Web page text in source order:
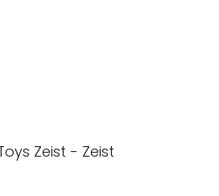
Zeist - Zeist